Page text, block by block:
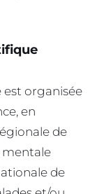
organisée
en
de
mentale
de